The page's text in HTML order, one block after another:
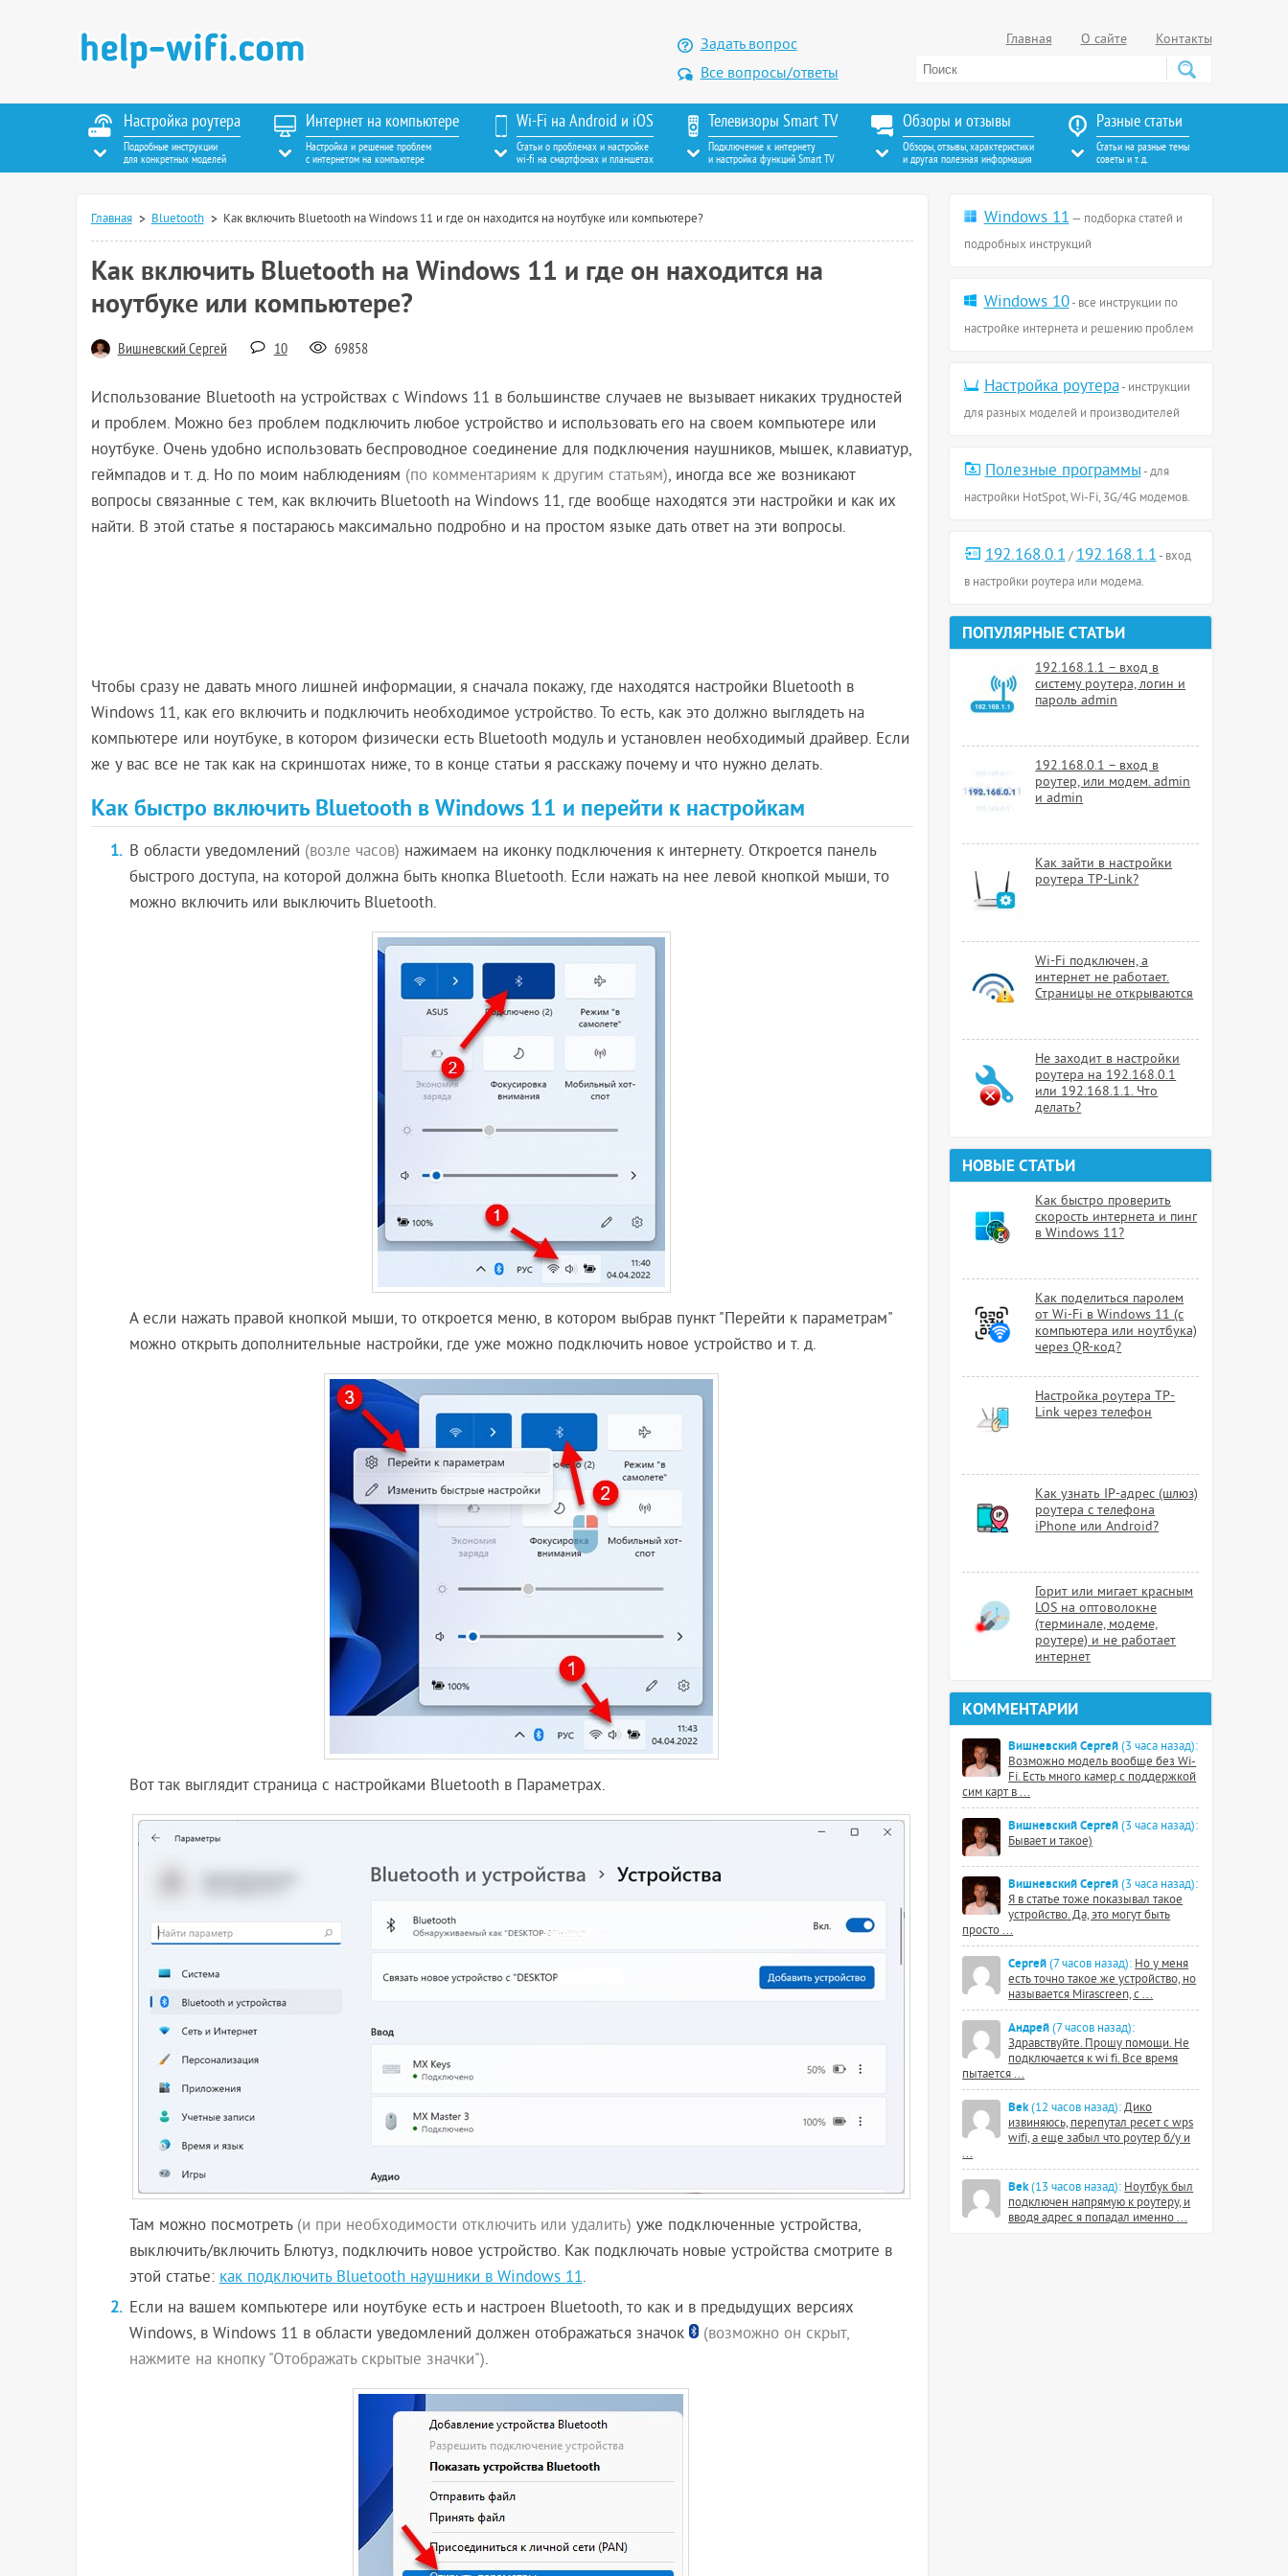
Настройка роутера
Подробные инструкции
для конкретных моделей
Интернет на компьютере
Настройка и решение проблем
с интернетом на компьютере
Wi-Fi на Android и iOS
Статьи о проблемах и настройке
wi-fi на смартфонах и планшетах
Телевизоры Smart TV
Подключение к интернету
и настройка функций Smart TV
Обзоры и отзывы
Обзоры, отзывы, характеристики
и другая полезная информация
Разные статьи
Статьи на разные темы
советы и т. д.
Задать вопрос
Все вопросы/ответы
Главная О сайте Контакты
Главная Bluetooth Как включить Bluetooth на Windows 11 и где он находится на ноутбуке или компьютере?
Как включить Bluetooth на Windows 11 и где он находится на
ноутбуке или компьютере?
Вишневский Сергей 10 69858
Использование Bluetooth на устройствах с Windows 11 в большинстве случаев не вызывает никаких трудностей
и проблем. Можно без проблем подключить любое устройство и использовать его на своем компьютере или
ноутбуке. Очень удобно использовать беспроводное соединение для подключения наушников, мышек, клавиатур,
геймпадов и т. д. Но по моим наблюдениям (по комментариям к другим статьям), иногда все же возникают
вопросы связанные с тем, как включить Bluetooth на Windows 11, где вообще находятся эти настройки и как их
найти. В этой статье я постараюсь максимально подробно и на простом языке дать ответ на эти вопросы.
Чтобы сразу не давать много лишней информации, я сначала покажу, где находятся настройки Bluetooth в
Windows 11, как его включить и подключить необходимое устройство. То есть, как это должно выглядеть на
компьютере или ноутбуке, в котором физически есть Bluetooth модуль и установлен необходимый драйвер. Если
же у вас все не так как на скриншотах ниже, то в конце статьи я расскажу почему и что нужно делать.
Как быстро включить Bluetooth в Windows 11 и перейти к настройкам
В области уведомлений (возле часов) нажимаем на иконку подключения к интернету. Откроется панель
быстрого доступа, на которой должна быть кнопка Bluetooth. Если нажать на нее левой кнопкой мыши, то
можно включить или выключить Bluetooth.
А если нажать правой кнопкой мыши, то откроется меню, в котором выбрав пункт "Перейти к параметрам"
можно открыть дополнительные настройки, где уже можно подключить новое устройство и т. д.
Вот так выглядит страница с настройками Bluetooth в Параметрах.
Там можно посмотреть (и при необходимости отключить или удалить) уже подключенные устройства,
выключить/включить Блютуз, подключить новое устройство. Как подключать новые устройства смотрите в
этой статье:как подключить Bluetooth наушники в Windows 11.
Если на вашем компьютере или ноутбуке есть и настроен Bluetooth, то как и в предыдущих версиях
Windows, в Windows 11 в области уведомлений должен отображаться значок
(возможно он скрыт,
нажмите на кнопку "Отображать скрытые значки").
Windows 11 — подборка статей и
подробных инструкций
Windows 10- все инструкции по
настройке интернета и решению проблем
Настройка роутера- инструкции
для разных моделей и производителей
Полезные программы- для
настройки HotSpot, Wi-Fi, 3G/4G модемов.
192.168.0.1 /192.168.1.1- вход
в настройки роутера или модема.
ПОПУЛЯРНЫЕ СТАТЬИ
192.168.1.1 – вход в
систему роутера, логин и
пароль admin
192.168.0.1 – вход в
роутер, или модем. admin
и admin
Как зайти в настройки
роутера TP-Link?
Wi-Fi подключен, а
интернет не работает.
Страницы не открываются
Не заходит в настройки
роутера на 192.168.0.1
или 192.168.1.1. Что
делать?
НОВЫЕ СТАТЬИ
Как быстро проверить
скорость интернета и пинг
в Windows 11?
Как поделиться паролем
от Wi-Fi в Windows 11 (с
компьютера или ноутбука)
через QR-код?
Настройка роутера TP-
Link через телефон
Как узнать IP-адрес (шлюз)
роутера с телефона
iPhone или Android?
Горит или мигает красным
LOS на оптоволокне
(терминале, модеме,
роутере) и не работает
интернет
КОММЕНТАРИИ
Вишневский Сергей (3 часа назад):
Возможно модель вообще без Wi-
Fi. Есть много камер с поддержкой
сим карт в ...
Вишневский Сергей (3 часа назад):
Бывает и такое)
Вишневский Сергей (3 часа назад):
Я в статье тоже показывал такое
устройство. Да, это могут быть
просто ...
Сергей (7 часов назад): Но у меня
есть точно такое же устройство, но
называется Mirascreen, с ...
Андрей (7 часов назад):
Здравствуйте. Прошу помощи. Не
подключается к wi fi. Все время
пытается ...
Bek(12 часов назад): Дико
извиняюсь, перепутал ресет с wps
wifi, а еще забыл что роутер б/у и
...
Bek(13 часов назад): Ноутбук был
подключен напрямую к роутеру, и
вводя адрес я попадал именно ...